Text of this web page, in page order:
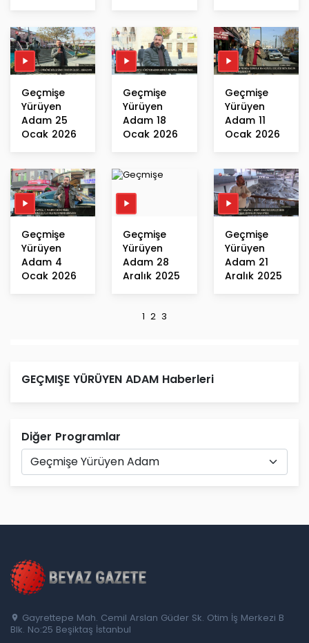
Geçmişe
Yürüyen
Adam 25
Ocak 2026
Geçmişe
Yürüyen
Adam 18
Ocak 2026
Geçmişe
Yürüyen
Adam 11
Ocak 2026
Geçmişe
Yürüyen
Adam 4
Ocak 2026
Geçmişe
Yürüyen
Adam 28
Aralık 2025
Geçmişe
Yürüyen
Adam 21
Aralık 2025
1 2 3
GEÇMIŞE YÜRÜYEN ADAM Haberleri
Diğer Programlar
Gayrettepe Mah. Cemil Arslan Güder Sk. Otim İş Merkezi B
Blk. No:25 Beşiktaş İstanbul